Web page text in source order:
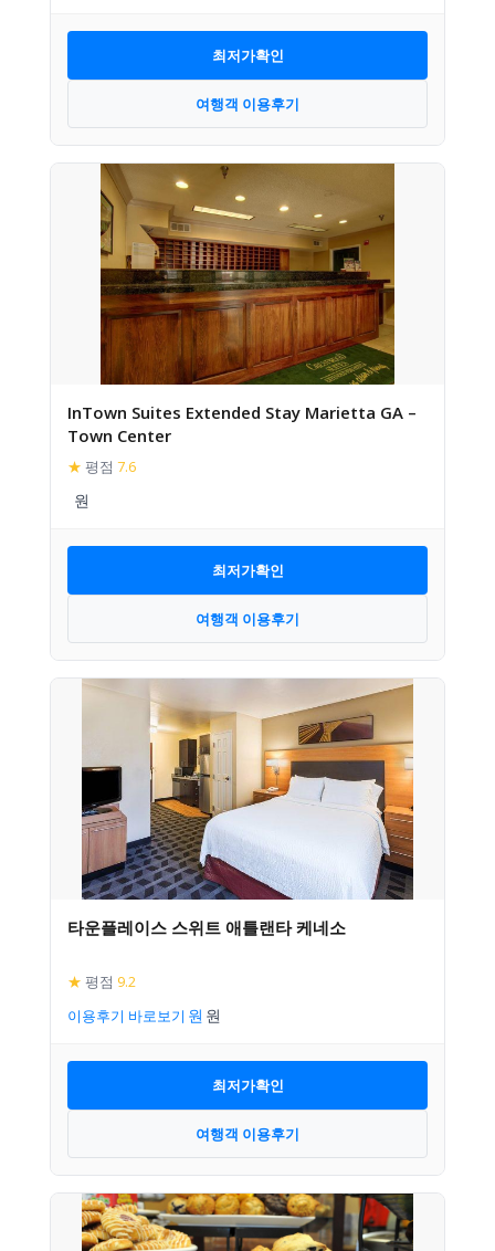
최저가확인
여행객 이용후기
InTown Suites Extended Stay Marietta GA –
Town Center
★ 평점 7.6
최저가확인
여행객 이용후기
타운플레이스 스위트 애틀랜타 케네소
★ 평점 9.2
이용후기 바로보기
최저가확인
여행객 이용후기